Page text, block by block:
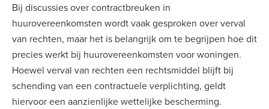
Bij discussies over contractbreuken in
huurovereenkomsten wordt vaak gesproken over verval
van rechten, maar het is belangrijk om te begrijpen hoe dit
precies werkt bij huurovereenkomsten voor woningen.
Hoewel verval van rechten een rechtsmiddel blijft bij
schending van een contractuele verplichting, geldt
hiervoor een aanzienlijke wettelijke bescherming.